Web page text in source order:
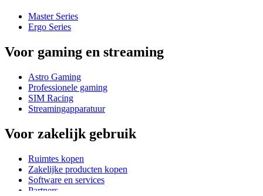
Master Series
Ergo Series
Voor gaming en streaming
Astro Gaming
Professionele gaming
SIM Racing
Streamingapparatuur
Voor zakelijk gebruik
Ruimtes kopen
Zakelijke producten kopen
Software en services
Partners